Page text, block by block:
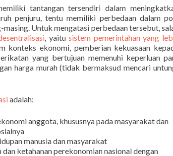
tantangan tersendiri dalam
penjuru, tentu memiliki perbedaan dalam
Untuk mengatasi perbedaan tersebut,
, yaitusistem pemerintahan yang
konteks ekonomi, pemberian kekuasaan
yang bertujuan memenuhi keperluan
harga murah (tidak bermaksud mencari
adalah:
anggota, khususnya pada masyarakat dan
manusia dan masyarakat
ketahanan perekonomian nasional dengan